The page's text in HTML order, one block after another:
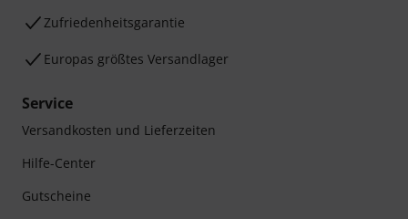
Zufriedenheitsgarantie
Europas größtes Versandlager
Service
Versandkosten und Lieferzeiten
Hilfe-Center
Gutscheine